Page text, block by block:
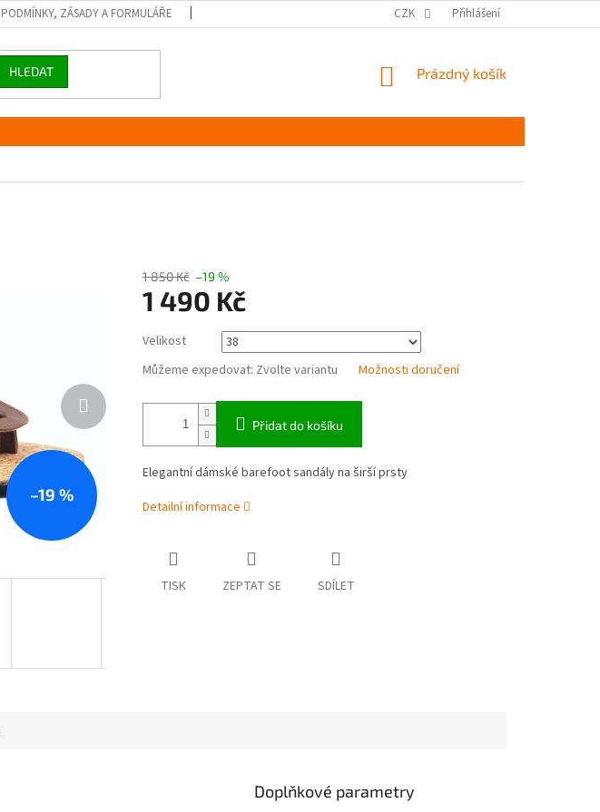
PODMÍNKY, ZÁSADY A FORMULÁŘE JAK PEČOVAT O OBUV
CZK Přihlášení
HLEDAT
NÁKUPNÍ
Prázdný košík
–19 %
1 850 Kč –19 %
1 490 Kč
cena:
Velikost
Můžeme expedovat: Zvolte variantu Možnosti doručení
Přidat do košíku
Elegantní dámské barefoot sandály na širší prsty
Detailní informace
TISK ZEPTAT SE SDÍLET
Doplňkové parametry